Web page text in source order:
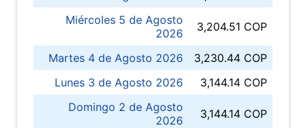
Miércoles 5 de Agosto
2026
3,204.51 COP
Martes 4 de Agosto 2026
3,230.44 COP
Lunes 3 de Agosto 2026
3,144.14 COP
Domingo 2 de Agosto
2026
3,144.14 COP